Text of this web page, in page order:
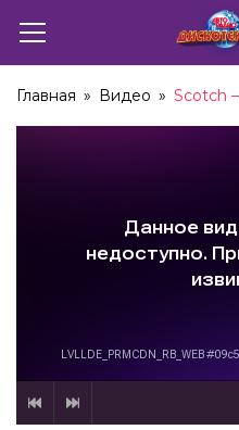
Главная » Видео » Scotch